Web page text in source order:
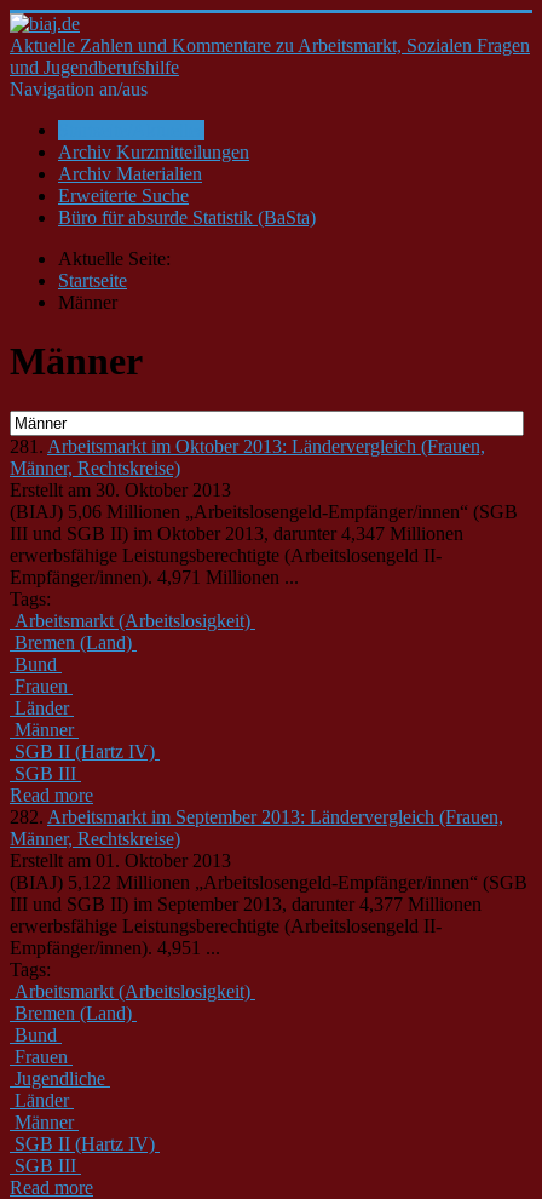
Aktuelle Zahlen und Kommentare zu Arbeitsmarkt, Sozialen Fragen
und Jugendberufshilfe
Navigation an/aus
Archiv Kurzmitteilungen
Archiv Materialien
Erweiterte Suche
Büro für absurde Statistik (BaSta)
Aktuelle Seite:
Startseite
Männer
Männer
281. Arbeitsmarkt im Oktober 2013: Ländervergleich (Frauen,
Männer, Rechtskreise)
Erstellt am 30. Oktober 2013
(BIAJ) 5,06 Millionen „Arbeitslosengeld-Empfänger/innen“ (SGB
III und SGB II) im Oktober 2013, darunter 4,347 Millionen
erwerbsfähige Leistungsberechtigte (Arbeitslosengeld II-
Empfänger/innen). 4,971 Millionen ...
Tags:
Arbeitsmarkt (Arbeitslosigkeit)
Bremen (Land)
Bund
Frauen
Länder
Männer
SGB II (Hartz IV)
SGB III
Read more
282. Arbeitsmarkt im September 2013: Ländervergleich (Frauen,
Männer, Rechtskreise)
Erstellt am 01. Oktober 2013
(BIAJ) 5,122 Millionen „Arbeitslosengeld-Empfänger/innen“ (SGB
III und SGB II) im September 2013, darunter 4,377 Millionen
erwerbsfähige Leistungsberechtigte (Arbeitslosengeld II-
Empfänger/innen). 4,951 ...
Tags:
Arbeitsmarkt (Arbeitslosigkeit)
Bremen (Land)
Bund
Frauen
Jugendliche
Länder
Männer
SGB II (Hartz IV)
SGB III
Read more